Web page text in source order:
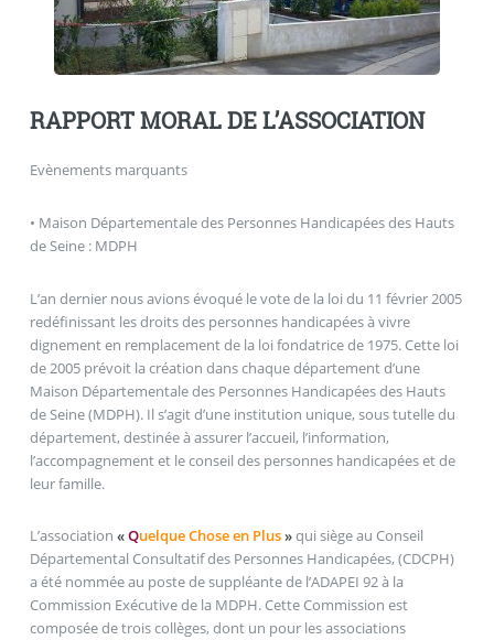
RAPPORT MORAL DE L’ASSOCIATION
Evènements marquants
• Maison Départementale des Personnes Handicapées des Hauts
de Seine : MDPH
L’an dernier nous avions évoqué le vote de la loi du 11 février 2005
redéfinissant les droits des personnes handicapées à vivre
dignement en remplacement de la loi fondatrice de 1975. Cette loi
de 2005 prévoit la création dans chaque département d’une
Maison Départementale des Personnes Handicapées des Hauts
de Seine (MDPH). Il s’agit d’une institution unique, sous tutelle du
département, destinée à assurer l’accueil, l’information,
l’accompagnement et le conseil des personnes handicapées et de
leur famille.
L’association «Quelque Chose en Plus»qui siège au Conseil
Départemental Consultatif des Personnes Handicapées, (CDCPH)
a été nommée au poste de suppléante de l’ADAPEI 92 à la
Commission Exécutive de la MDPH. Cette Commission est
composée de trois collèges, dont un pour les associations